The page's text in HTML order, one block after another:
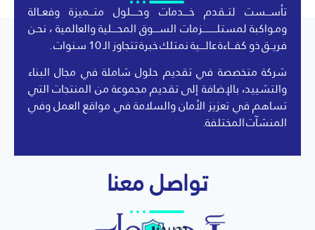
تأســـست لتــقدم خــــدمات وحـــــلول متـــميزة وفعــالة
ومـواكبة لمستلــــــــــزمات الســــوق المحــــلية والعالمية ، نحـن
فريــق ذو كفـــاءة عالــــية نمتلك خبرة تتجاوز الـ 10 سنوات .
شركة متخصصة في تقديم حلول شاملة في مجال البناء
والتشييد، بالإضافة إلى تقديم مجموعة من المنتجات التي
تساهم في تعزيز الأمان والسلامة في مواقع العمل وفي
المنشآت المختلفة.
تواصل معنا